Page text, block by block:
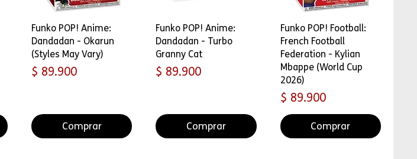
Funko POP! Anime:
Dandadan - Okarun
(Styles May Vary)
Precio
$ 89.900
Comprar
Funko POP! Anime:
Dandadan - Turbo
Granny Cat
Precio
$ 89.900
Comprar
Funko POP! Football:
French Football
Federation - Kylian
Mbappe (World Cup
2026)
Precio
$ 89.900
Comprar